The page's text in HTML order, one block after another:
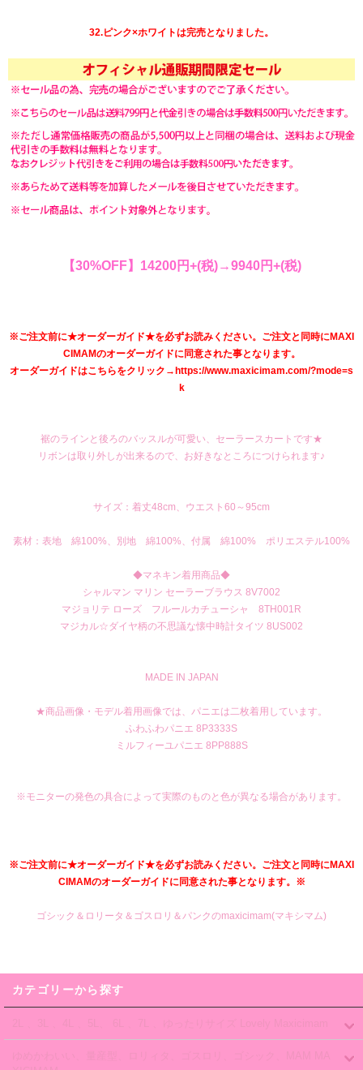
32.ピンク×ホワイトは完売となりました。
【30%OFF】14200円+(税)→9940円+(税)
※ご注文前に★オーダーガイド★を必ずお読みください。ご注文と同時にMAXI
CIMAMのオーダーガイドに同意された事となります。
オーダーガイドはこちらをクリック→https://www.maxicimam.com/?mode=s
k
裾のラインと後ろのバッスルが可愛い、セーラースカートです★
リボンは取り外しが出来るので、お好きなところにつけられます♪
サイズ：着丈48cm、ウエスト60～95cm
素材：表地 綿100%、別地 綿100%、付属 綿100% ポリエステル100%
◆マネキン着用商品◆
シャルマン マリン セーラーブラウス 8V7002
マジョリテ ローズ フルールカチューシャ 8TH001R
マジカル☆ダイヤ柄の不思議な懐中時計タイツ 8US002
MADE IN JAPAN
★商品画像・モデル着用画像では、パニエは二枚着用しています。
ふわふわパニエ 8P3333S
ミルフィーユパニエ 8PP888S
※モニターの発色の具合によって実際のものと色が異なる場合があります。
※ご注文前に★オーダーガイド★を必ずお読みください。ご注文と同時にMAXI
CIMAMのオーダーガイドに同意された事となります。※
ゴシック＆ロリータ＆ゴスロリ＆パンクのmaxicimam(マキシマム)
カテゴリーから探す